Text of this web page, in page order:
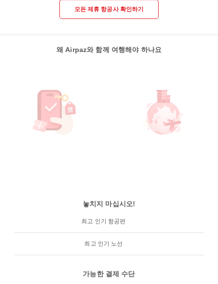
모든 제휴 항공사 확인하기
왜 Airpaz와 함께 여행해야 하나요
놓치지 마십시오!
최고 인기 항공편
최고 인기 노선
가능한 결제 수단